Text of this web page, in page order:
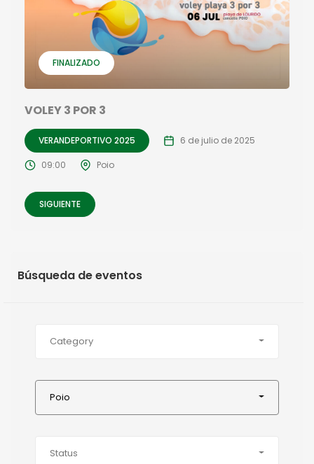
FINALIZADO
VOLEY 3 POR 3
VERANDEPORTIVO 2025 6 de julio de 2025
09:00 Poio
SIGUIENTE
Búsqueda de eventos
Category
Poio
Status